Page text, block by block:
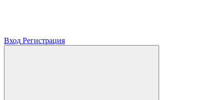
Вход Регистрация